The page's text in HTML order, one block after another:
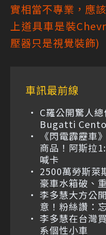
實相當不專業，應
上道具車是裝
壓器只是視覺裝飾)
車訊最前線
C羅公開驚人
Bugatti
《閃電霹靂車
商品！阿斯拉
喊卡
2500萬勞斯萊
豪車水箱破、
李多慧大方公
意！粉絲讚：
李多慧在台灣
系個性小車